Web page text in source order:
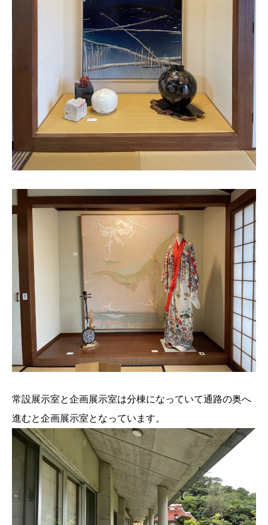
常設展示室と企画展示室は分棟になっていて通路の奥へ
進むと企画展示室となっています。